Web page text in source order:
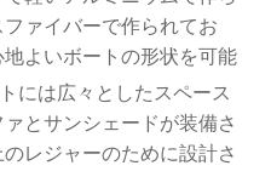
ァイバーで作られてお
よいボートの形状を可能
には広々としたスペース
とサンシェードが装備さ
レジャーのために設計さ